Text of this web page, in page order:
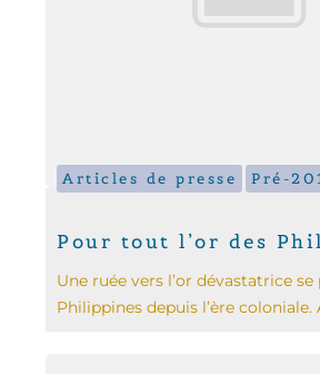
Articles de presse Pré-
Pour tout l’or des
Une ruée vers l’or dévastatrice
Philippines depuis l’ère coloniale.